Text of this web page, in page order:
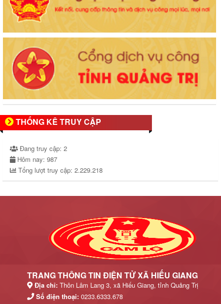
THỐNG KÊ TRUY CẬP
Đang truy cập: 2
Hôm nay: 987
Tổng lượt truy cập: 2.229.218
TRANG THÔNG TIN ĐIỆN TỬ XÃ HIẾU GIANG
Địa chỉ: Thôn Lâm Lang 3, xã Hiếu Giang, tỉnh Quảng Trị
Số điện thoại: 0233.6333.678